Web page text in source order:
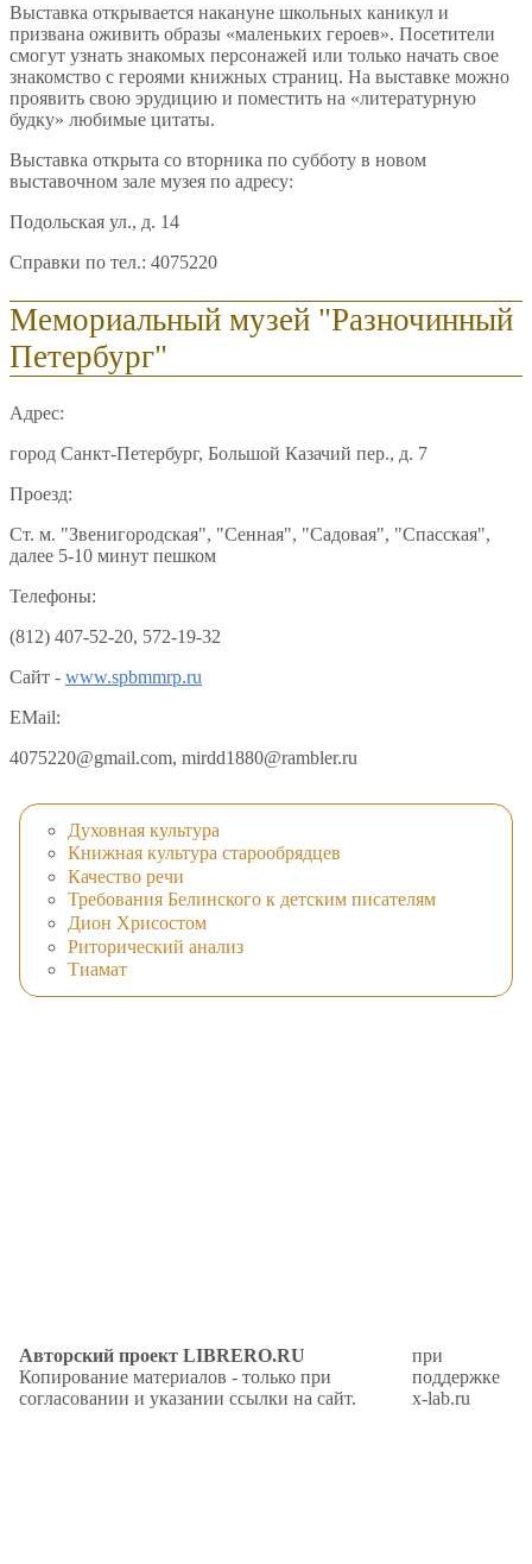
Выставка открывается накануне школьных каникул и
призвана оживить образы «маленьких героев». Посетители
смогут узнать знакомых персонажей или только начать свое
знакомство с героями книжных страниц. На выставке можно
проявить свою эрудицию и поместить на «литературную
будку» любимые цитаты.
Выставка открыта со вторника по субботу в новом
выставочном зале музея по адресу:
Подольская ул., д. 14
Справки по тел.: 4075220
Мемориальный музей "Разночинный
Петербург"
Адрес:
город Санкт-Петербург, Большой Казачий пер., д. 7
Проезд:
Ст. м. "Звенигородская", "Сенная", "Садовая", "Спасская",
далее 5-10 минут пешком
Телефоны:
(812) 407-52-20, 572-19-32
Сайт - www.spbmmrp.ru
EMail:
4075220@gmail.com, mirdd1880@rambler.ru
Духовная культура
Книжная культура старообрядцев
Качество речи
Требования Белинского к детским писателям
Дион Хрисостом
Риторический анализ
Тиамат
Авторский проект LIBRERO.RU
Копирование материалов - только при
согласовании и указании ссылки на сайт.
при
поддержке
x-lab.ru